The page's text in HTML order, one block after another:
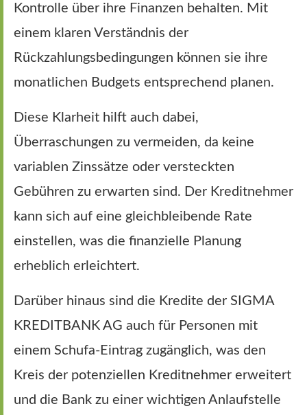
Kontrolle über ihre Finanzen behalten. Mit
einem klaren Verständnis der
Rückzahlungsbedingungen können sie ihre
monatlichen Budgets entsprechend planen.
Diese Klarheit hilft auch dabei,
Überraschungen zu vermeiden, da keine
variablen Zinssätze oder versteckten
Gebühren zu erwarten sind. Der Kreditnehmer
kann sich auf eine gleichbleibende Rate
einstellen, was die finanzielle Planung
erheblich erleichtert.
Darüber hinaus sind die Kredite der SIGMA
KREDITBANK AG auch für Personen mit
einem Schufa-Eintrag zugänglich, was den
Kreis der potenziellen Kreditnehmer erweitert
und die Bank zu einer wichtigen Anlaufstelle